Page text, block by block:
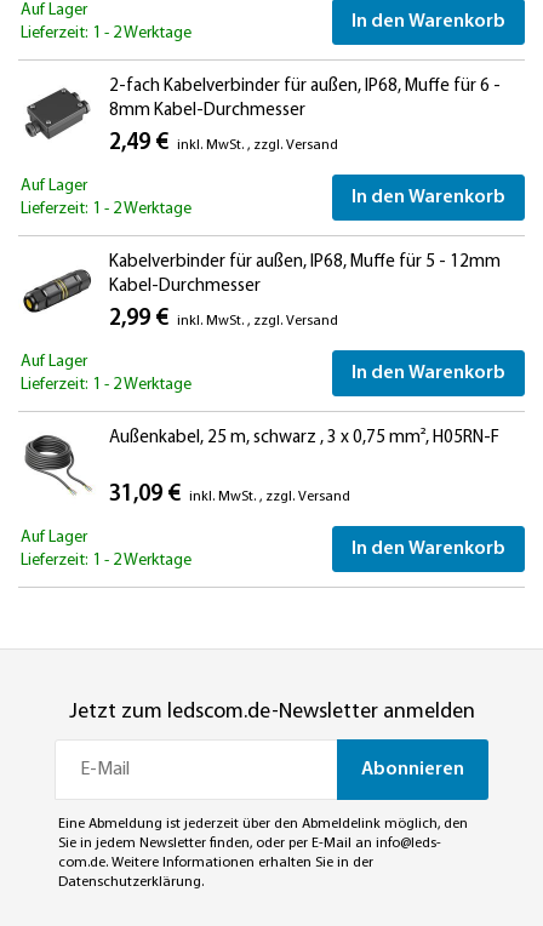
Auf Lager
Lieferzeit: 1 - 2 Werktage
In den Warenkorb
2-fach Kabelverbinder für außen, IP68, Muffe für 6 -
8mm Kabel-Durchmesser
2,49 € inkl. MwSt. , zzgl. Versand
Auf Lager
Lieferzeit: 1 - 2 Werktage
In den Warenkorb
Kabelverbinder für außen, IP68, Muffe für 5 - 12mm
Kabel-Durchmesser
2,99 € inkl. MwSt. , zzgl. Versand
Auf Lager
Lieferzeit: 1 - 2 Werktage
In den Warenkorb
Außenkabel, 25 m, schwarz , 3 x 0,75 mm², H05RN-F
31,09 € inkl. MwSt. , zzgl. Versand
Auf Lager
Lieferzeit: 1 - 2 Werktage
In den Warenkorb
Jetzt zum ledscom.de-Newsletter anmelden
Abonnieren
Eine Abmeldung ist jederzeit über den Abmeldelink möglich, den
Sie in jedem Newsletter finden, oder per E-Mail an info@leds-
com.de. Weitere Informationen erhalten Sie in der
Datenschutzerklärung.